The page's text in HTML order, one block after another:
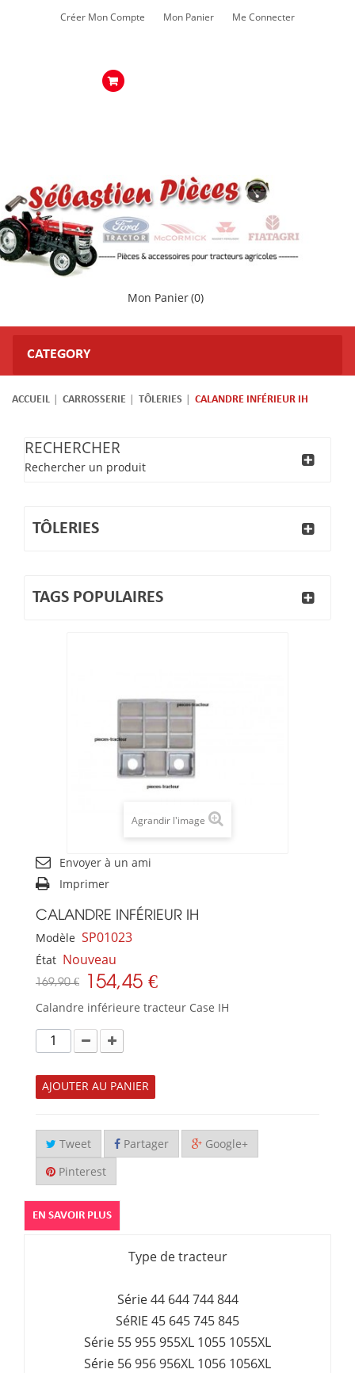
Créer Mon Compte Mon Panier Me Connecter
Mon Panier(0)
CATEGORY
ACCUEIL CARROSSERIE TÔLERIES CALANDRE INFÉRIEUR IH
RECHERCHER
Rechercher un produit
TÔLERIES
TAGS POPULAIRES
Agrandir l'image
Envoyer à un ami
Imprimer
CALANDRE INFÉRIEUR IH
Modèle SP01023
État Nouveau
169,90 € 154,45 €
Calandre inférieure tracteur Case IH
AJOUTER AU PANIER
Tweet Partager Google+
Pinterest
EN SAVOIR PLUS
Type de tracteur
Série 44 644 744 844
SéRIE 45 645 745 845
Série 55 955 955XL 1055 1055XL
Série 56 956 956XL 1056 1056XL